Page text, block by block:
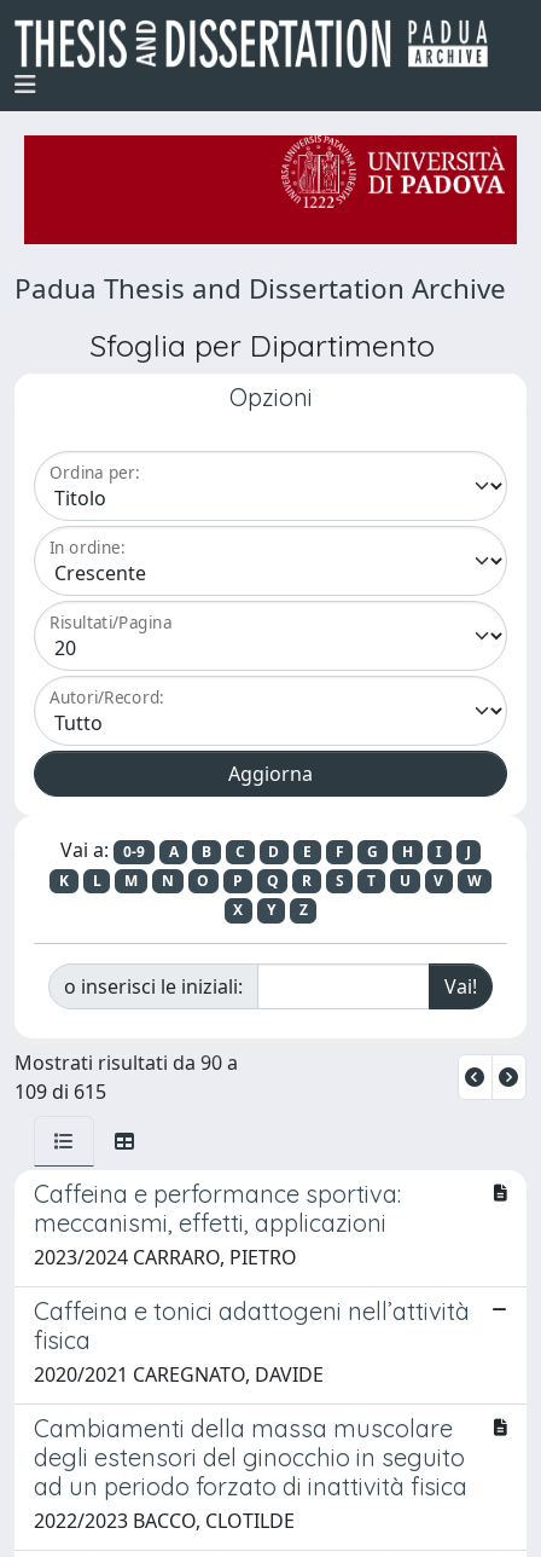
Padua Thesis and Dissertation Archive
Sfoglia per Dipartimento
Opzioni
Ordina per:
In ordine:
Risultati/Pagina
Autori/Record:
Vai a: 0-9 A B C D E F G H I
J
K
L M N O P Q R S T U V
W
X
Y Z
o inserisci le iniziali:
Mostrati risultati da 90 a
109 di 615
Caffeina e performance sportiva:
meccanismi, effetti, applicazioni
2023/2024 CARRARO, PIETRO
Caffeina e tonici adattogeni nell’attività
fisica
2020/2021 CAREGNATO, DAVIDE
Cambiamenti della massa muscolare
degli estensori del ginocchio in seguito
ad un periodo forzato di inattività fisica
2022/2023 BACCO, CLOTILDE